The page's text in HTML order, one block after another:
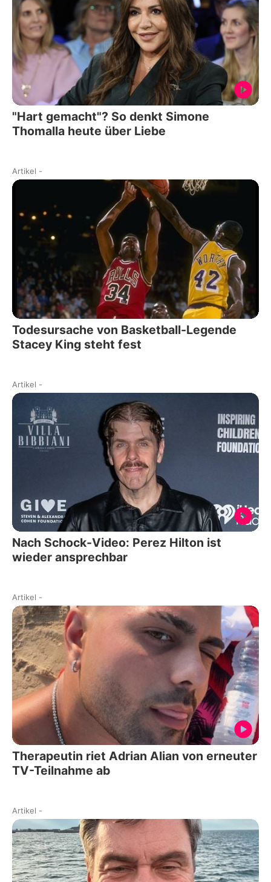
"Hart gemacht"? So denkt Simone
Thomalla heute über Liebe
Artikel -
Todesursache von Basketball-Legende
Stacey King steht fest
Artikel -
Nach Schock-Video: Perez Hilton ist
wieder ansprechbar
Artikel -
Therapeutin riet Adrian Alian von erneuter
TV-Teilnahme ab
Artikel -